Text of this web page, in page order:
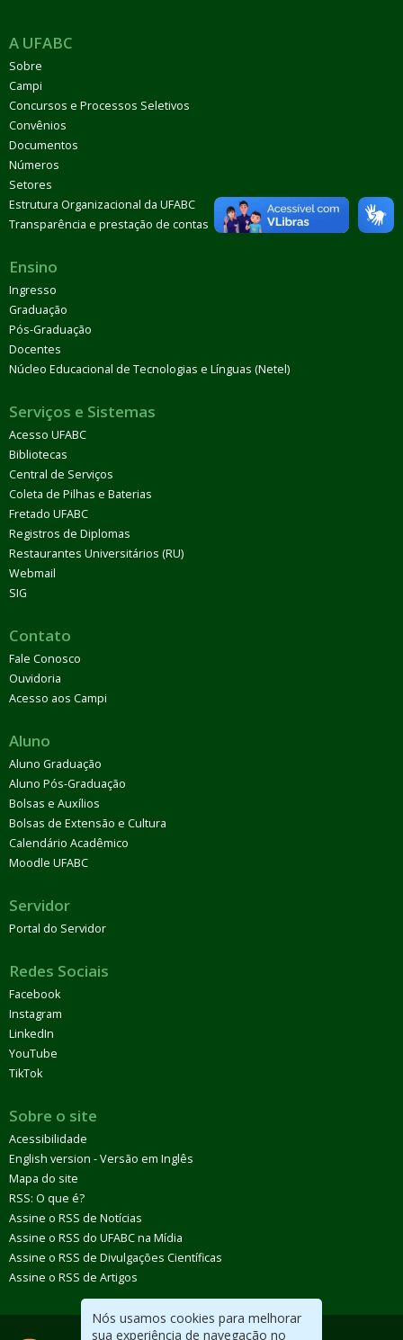
Nós usamos cookies para melhorar
sua experiência de navegação no
A UFABC
Sobre
Campi
Concursos e Processos Seletivos
Convênios
Documentos
Números
Setores
Estrutura Organizacional da UFABC
Transparência e prestação de contas
Ensino
Ingresso
Graduação
Pós-Graduação
Docentes
Núcleo Educacional de Tecnologias e Línguas (Netel)
Serviços e Sistemas
Acesso UFABC
Bibliotecas
Central de Serviços
Coleta de Pilhas e Baterias
Fretado UFABC
Registros de Diplomas
Restaurantes Universitários (RU)
Webmail
SIG
Contato
Fale Conosco
Ouvidoria
Acesso aos Campi
Aluno
Aluno Graduação
Aluno Pós-Graduação
Bolsas e Auxílios
Bolsas de Extensão e Cultura
Calendário Acadêmico
Moodle UFABC
Servidor
Portal do Servidor
Redes Sociais
Facebook
Instagram
LinkedIn
YouTube
TikTok
Sobre o site
Acessibilidade
English version - Versão em Inglês
Mapa do site
RSS: O que é?
Assine o RSS de Notícias
Assine o RSS do UFABC na Mídia
Assine o RSS de Divulgações Científicas
Assine o RSS de Artigos